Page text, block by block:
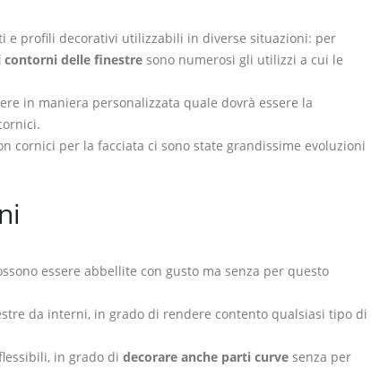
e profili decorativi utilizzabili in diverse situazioni: per
contorni delle finestre sono numerosi gli utilizzi a cui le
in maniera personalizzata quale dovrà essere la
cornici per la facciata ci sono state grandissime evoluzioni
essere abbellite con gusto ma senza per questo
da interni, in grado di rendere contento qualsiasi tipo di
in grado di decorare anche parti curve senza per